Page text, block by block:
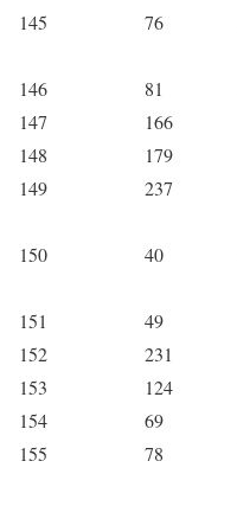
145
76
146
81
147
166
148
179
149
237
150
40
151
49
152
231
153
124
154
69
155
78